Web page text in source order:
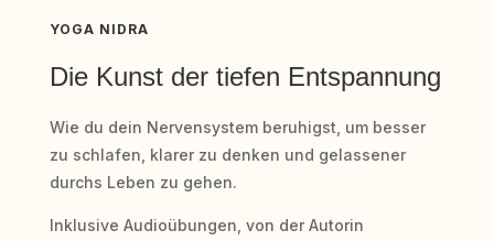
YOGA NIDRA
Die Kunst der tiefen Entspannung
Wie du dein Nervensystem beruhigst, um besser
zu schlafen, klarer zu denken und gelassener
durchs Leben zu gehen.
Inklusive Audioübungen, von der Autorin